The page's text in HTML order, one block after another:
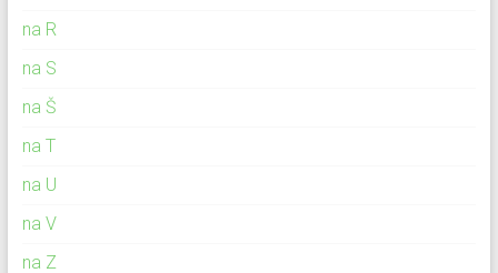
na R
na S
na Š
na T
na U
na V
na Z